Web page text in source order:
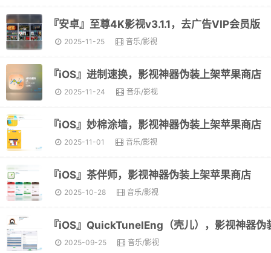
『安卓』至尊4K影视v3.1.1，去广告VIP会员版
2025-11-25 音乐/影视
『iOS』进制速换，影视神器伪装上架苹果商店
2025-11-24 音乐/影视
『iOS』妙棉涂墙，影视神器伪装上架苹果商店
2025-11-01 音乐/影视
『iOS』茶伴师，影视神器伪装上架苹果商店
2025-10-28 音乐/影视
2025-09-25 音乐/影视